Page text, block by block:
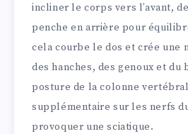
incliner le corps vers l’avant,
penche en arrière pour
cela courbe le dos et crée une
des hanches, des genoux et du
posture de la colonne
supplémentaire sur les nerfs
provoquer une sciatique.